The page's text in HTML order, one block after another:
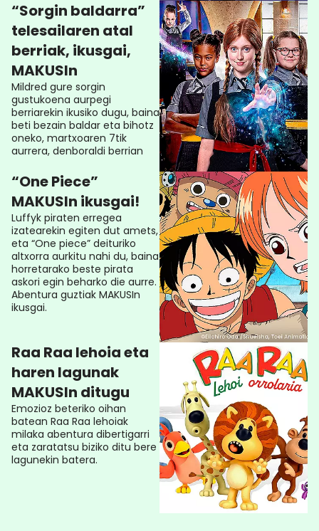
“Sorgin baldarra”
telesailaren atal
berriak, ikusgai,
MAKUSIn
Mildred gure sorgin
gustukoena aurpegi
berriarekin ikusiko dugu, baina
beti bezain baldar eta bihotz
oneko, martxoaren 7tik
aurrera, denboraldi berrian
“One Piece”
MAKUSIn ikusgai!
Luffyk piraten erregea
izatearekin egiten dut amets,
eta “One piece” deituriko
altxorra aurkitu nahi du, baina
horretarako beste pirata
askori egin beharko die aurre.
Abentura guztiak MAKUSIn
ikusgai.
Raa Raa lehoia eta
haren lagunak
MAKUSIn ditugu
Emozioz beteriko oihan
batean Raa Raa lehoiak
milaka abentura dibertigarri
eta zaratatsu biziko ditu bere
lagunekin batera.